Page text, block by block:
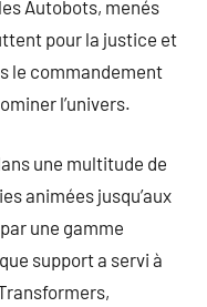
Autobots, menés
pour la justice et
le commandement
l’univers.
une multitude de
animées jusqu’aux
une gamme
support a servi à